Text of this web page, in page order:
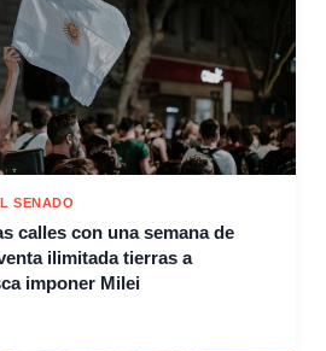
SENADO
calles con una semana de
ilimitada tierras a
imponer Milei